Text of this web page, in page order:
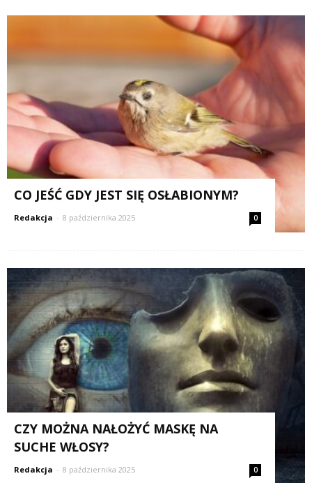
CO JEŚĆ GDY JEST SIĘ OSŁABIONYM?
Redakcja - 8 października 2025 0
CZY MOŻNA NAŁOŻYĆ MASKĘ NA
SUCHE WŁOSY?
Redakcja - 8 października 2025 0